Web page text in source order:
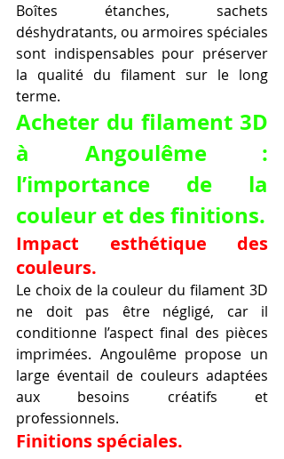
Boîtes étanches, sachets
déshydratants, ou armoires spéciales
sont indispensables pour préserver
la qualité du filament sur le long
terme.
Acheter du filament 3D
à Angoulême :
l’importance de la
couleur et des finitions.
Impact esthétique des
couleurs.
Le choix de la couleur du filament 3D
ne doit pas être négligé, car il
conditionne l’aspect final des pièces
imprimées. Angoulême propose un
large éventail de couleurs adaptées
aux besoins créatifs et
professionnels.
Finitions spéciales.